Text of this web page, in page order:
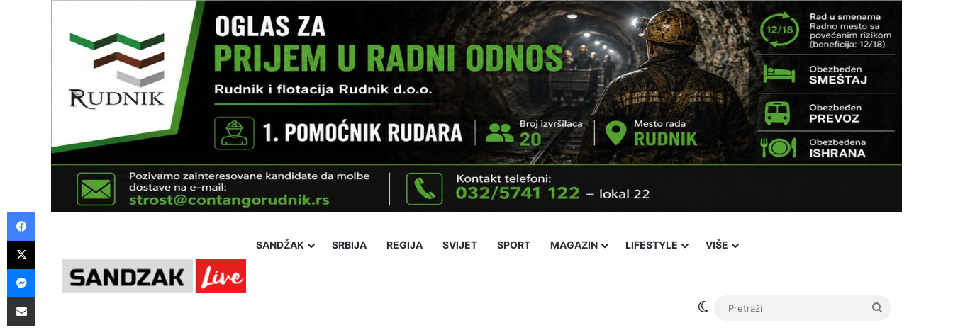
SANDŽAK SRBIJA REGIJA SVIJET SPORT MAGAZIN LIFESTYLE VIŠE
Switch skin
Friday, 7 August 2026 Politika
Facebook
X
Messenger
Pošalji preko E-Maila